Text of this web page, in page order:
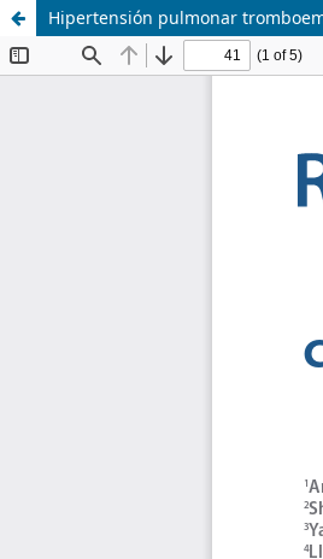
Hipertensión pulmonar